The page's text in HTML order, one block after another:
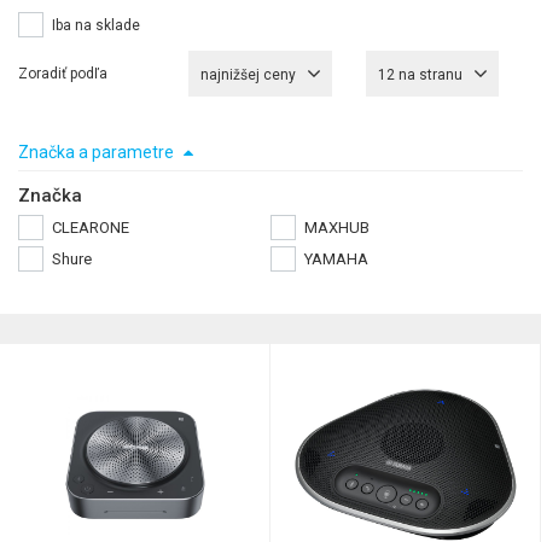
Iba na sklade
Zoradiť podľa najnižšej ceny 12 na stranu
Značka a parametre
Značka
CLEARONE
MAXHUB
Shure
YAMAHA